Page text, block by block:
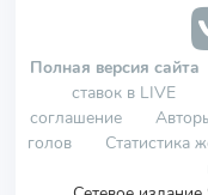
Полная версия сайта
ставок в LIVE
соглашение
голов
Статистика